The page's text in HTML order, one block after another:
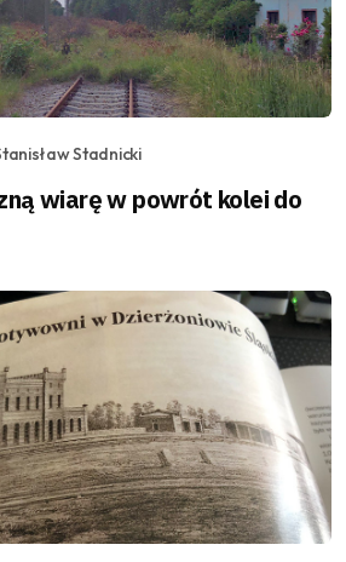
Stadnicki
wiarę w powrót kolei do